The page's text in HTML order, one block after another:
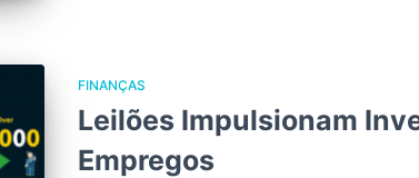
FINANÇAS
Leilões Impulsionam
Empregos